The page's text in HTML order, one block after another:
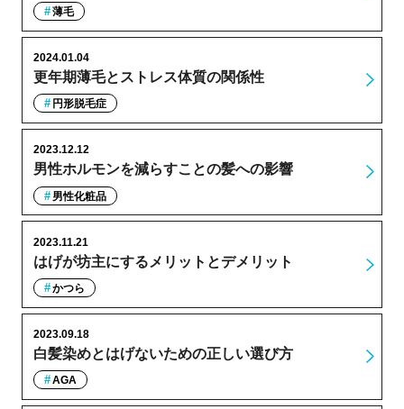
薄毛
更年期薄毛とストレス体質の関係性
2024.01.04
円形脱毛症
男性ホルモンを減らすことの髪への影響
2023.12.12
男性化粧品
はげが坊主にするメリットとデメリット
2023.11.21
かつら
白髪染めとはげないための正しい選び方
2023.09.18
AGA